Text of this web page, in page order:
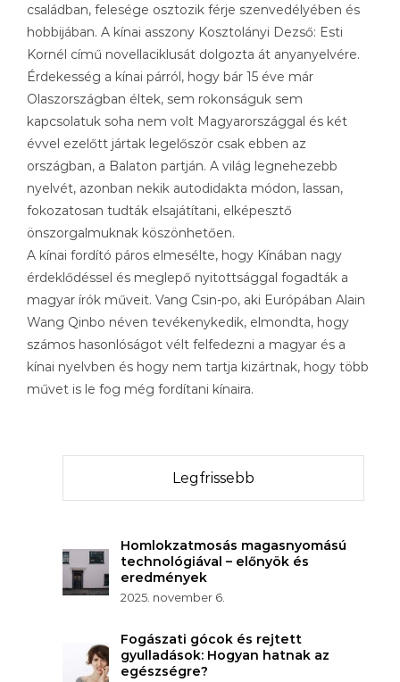
családban, felesége osztozik férje szenvedélyében és
hobbijában. A kínai asszony Kosztolányi Dezső: Esti
Kornél című novellaciklusát dolgozta át anyanyelvére.
Érdekesség a kínai párról, hogy bár 15 éve már
Olaszországban éltek, sem rokonságuk sem
kapcsolatuk soha nem volt Magyarországgal és két
évvel ezelőtt jártak legelőször csak ebben az
országban, a Balaton partján. A világ legnehezebb
nyelvét, azonban nekik autodidakta módon, lassan,
fokozatosan tudták elsajátítani, elképesztő
önszorgalmuknak köszönhetően.
A kínai fordító páros elmesélte, hogy Kínában nagy
érdeklődéssel és meglepő nyitottsággal fogadták a
magyar írók műveit. Vang Csin-po, aki Európában Alain
Wang Qinbo néven tevékenykedik, elmondta, hogy
számos hasonlóságot vélt felfedezni a magyar és a
kínai nyelvben és hogy nem tartja kizártnak, hogy több
művet is le fog még fordítani kínaira.
Legfrissebb
Homlokzatmosás magasnyomású
technológiával – előnyök és
eredmények
2025. november 6.
Fogászati gócok és rejtett
gyulladások: Hogyan hatnak az
egészségre?